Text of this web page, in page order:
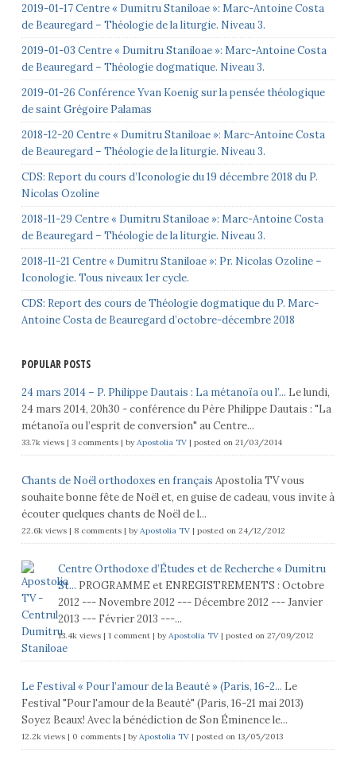
2019-01-17 Centre « Dumitru Staniloae »: Marc-Antoine Costa
de Beauregard – Théologie de la liturgie. Niveau 3.
2019-01-03 Centre « Dumitru Staniloae »: Marc-Antoine Costa
de Beauregard – Théologie dogmatique. Niveau 3.
2019-01-26 Conférence Yvan Koenig sur la pensée théologique
de saint Grégoire Palamas
2018-12-20 Centre « Dumitru Staniloae »: Marc-Antoine Costa
de Beauregard – Théologie de la liturgie. Niveau 3.
CDS: Report du cours d’Iconologie du 19 décembre 2018 du P.
Nicolas Ozoline
2018-11-29 Centre « Dumitru Staniloae »: Marc-Antoine Costa
de Beauregard – Théologie de la liturgie. Niveau 3.
2018-11-21 Centre « Dumitru Staniloae »: Pr. Nicolas Ozoline –
Iconologie. Tous niveaux 1er cycle.
CDS: Report des cours de Théologie dogmatique du P. Marc-
Antoine Costa de Beauregard d’octobre-décembre 2018
POPULAR POSTS
24 mars 2014 – P. Philippe Dautais : La métanoïa ou l’... Le lundi,
24 mars 2014, 20h30 - conférence du Père Philippe Dautais : "La
métanoïa ou l’esprit de conversion" au Centre...
33.7k views| 3 comments| byApostolia TV| posted on 21/03/2014
Chants de Noël orthodoxes en français Apostolia TV vous
souhaite bonne fête de Noël et, en guise de cadeau, vous invite à
écouter quelques chants de Noël de l...
22.6k views| 8 comments| byApostolia TV| posted on 24/12/2012
Centre Orthodoxe d’Études et de Recherche « Dumitru
St... PROGRAMME et ENREGISTREMENTS : Octobre
2012 --- Novembre 2012 --- Décembre 2012 --- Janvier
2013 --- Février 2013 ---...
13.4k views| 1 comment| byApostolia TV| posted on 27/09/2012
Le Festival « Pour l’amour de la Beauté » (Paris, 16-2... Le
Festival "Pour l'amour de la Beauté" (Paris, 16-21 mai 2013)
Soyez Beaux! Avec la bénédiction de Son Éminence le...
12.2k views| 0 comments| byApostolia TV| posted on 13/05/2013